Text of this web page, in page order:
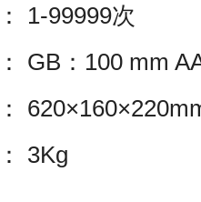
1-99999次
GB ： 100 mm
3Kg